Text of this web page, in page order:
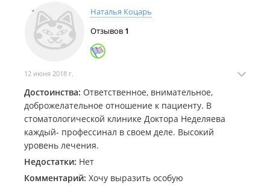
Наталья Коцарь
Отзывов 1
12 июня 2018 г.
Достоинства: Ответственное, внимательное,
доброжелательное отношение к пациенту. В
стоматологической клинике Доктора Неделяева
каждый- профессинал в своем деле. Высокий
уровень лечения.
Недостатки: Нет
Комментарий: Хочу выразить особую